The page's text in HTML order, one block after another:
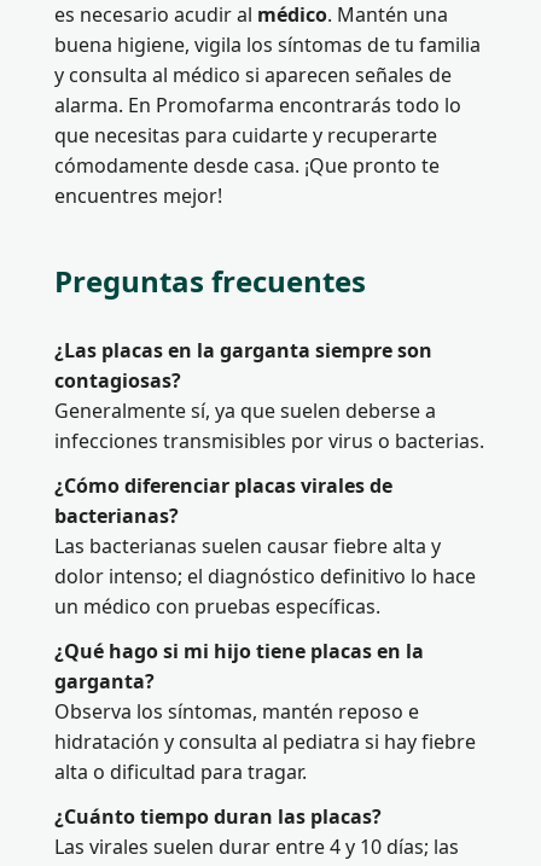
es necesario acudir al médico. Mantén una
buena higiene, vigila los síntomas de tu familia
y consulta al médico si aparecen señales de
alarma. En Promofarma encontrarás todo lo
que necesitas para cuidarte y recuperarte
cómodamente desde casa. ¡Que pronto te
encuentres mejor!
Preguntas frecuentes
¿Las placas en la garganta siempre son
contagiosas?
Generalmente sí, ya que suelen deberse a
infecciones transmisibles por virus o bacterias.
¿Cómo diferenciar placas virales de
bacterianas?
Las bacterianas suelen causar fiebre alta y
dolor intenso; el diagnóstico definitivo lo hace
un médico con pruebas específicas.
¿Qué hago si mi hijo tiene placas en la
garganta?
Observa los síntomas, mantén reposo e
hidratación y consulta al pediatra si hay fiebre
alta o dificultad para tragar.
¿Cuánto tiempo duran las placas?
Las virales suelen durar entre 4 y 10 días; las